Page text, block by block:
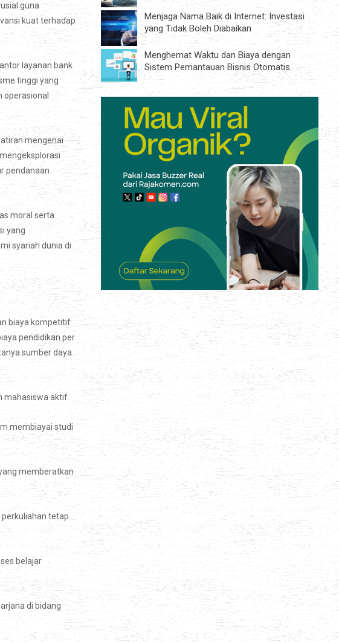
guna
kuat terhadap
layanan bank
tinggi yang
operasional
mengenai
pendanaan
moral serta
yang
syariah dunia di
biaya kompetitif
pendidikan per
sumber daya
mahasiswa aktif.
membiayai studi
memberatkan
tetap
belajar
di bidang
Menjaga Nama Baik di Internet: Investasi
yang Tidak Boleh Diabaikan
Menghemat Waktu dan Biaya dengan
Sistem Pemantauan Bisnis Otomatis